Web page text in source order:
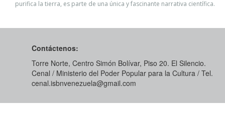
purifica la tierra, es parte de una única y fascinante narrativa científica.
Contáctenos:
Torre Norte, Centro Simón Bolívar, Piso 20. El Silencio.
Cenal / Ministerio del Poder Popular para la Cultura / Tel.
cenal.isbnvenezuela@gmail.com